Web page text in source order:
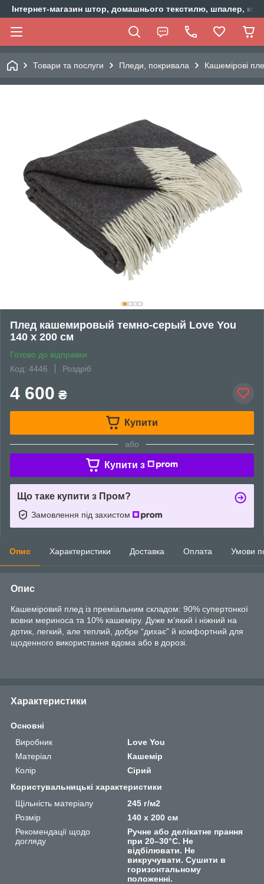
Інтернет-магазин штор, домашнього текстилю, шпалер,
Товари та послуги Пледи, покривала Кашемірові
Плед кашемировый темно-серый Love You
140 x 200 см
Готово до відправки
Код: 4446
Роздріб
4 600 ₴
Купити
або
Купити з
Що таке купити з Пром?
Замовлення під захистом
Опис Характеристики Доставка Оплата Умови
Опис
Кашеміровий плед із преміальним складом: 90% супертонкої
вовни мериноса та 10% кашеміру. Дуже м’який і ніжний на
дотик, легкий, але теплий, добре “дихає” й комфортний для
щоденного використання вдома або в дорозі.
Характеристики
Основні
Виробник
Love You
Матеріал
Кашемір
Колір
Сірий
Користувальницькі характеристики
Щільність матеріалу
245 г/м2
Розмір
140 x 200 см
Рекомендації щодо
догляду
Ручне або делікатне прання
при 20–30°C. Не
відбілювати. Не
викручувати. Сушити в
горизонтальному
положенні.